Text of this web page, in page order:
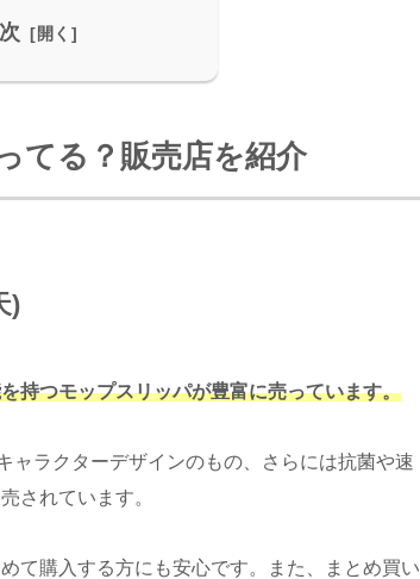
てる？販売店を紹介
)
持つモップスリッパが豊富に売っています。
ャラクターデザインのもの、さらには抗菌や速
されています。
て購入する方にも安心です。また、まとめ買い